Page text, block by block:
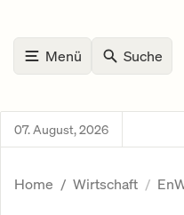
Menü Suche
07. August, 2026
Home Wirtschaft